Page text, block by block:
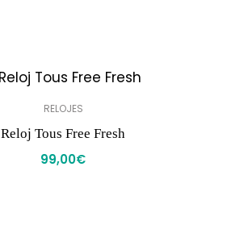
RELOJES
Reloj Tous Free Fresh
99,00€